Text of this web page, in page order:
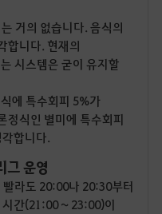
거의 없습니다. 음식의
합니다. 현재의
시스템은 굳이 유지할
에 특수회피 5%가
정식인 별미에 특수회피
합니다.
그 운영
라도 20:00나 20:30부터
시간(21:00 ~ 23:00)이